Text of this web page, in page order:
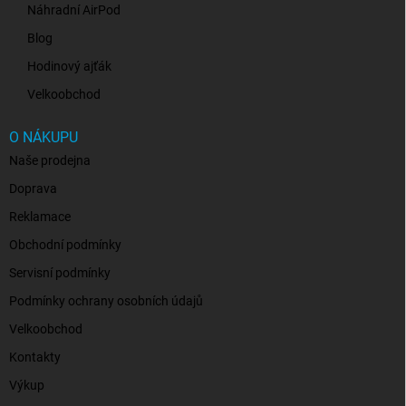
Náhradní AirPod
Blog
Hodinový ajťák
Velkoobchod
O NÁKUPU
Naše prodejna
Doprava
Reklamace
Obchodní podmínky
Servisní podmínky
Podmínky ochrany osobních údajů
Velkoobchod
Kontakty
Výkup